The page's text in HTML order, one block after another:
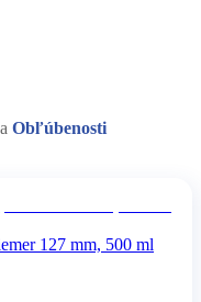
Obľúbenosti
127 mm, 500 ml